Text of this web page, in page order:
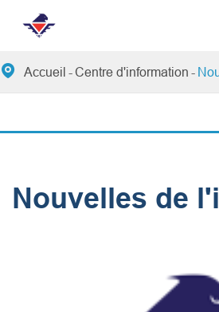
 Accueil Centre d'information
Nouvelles de